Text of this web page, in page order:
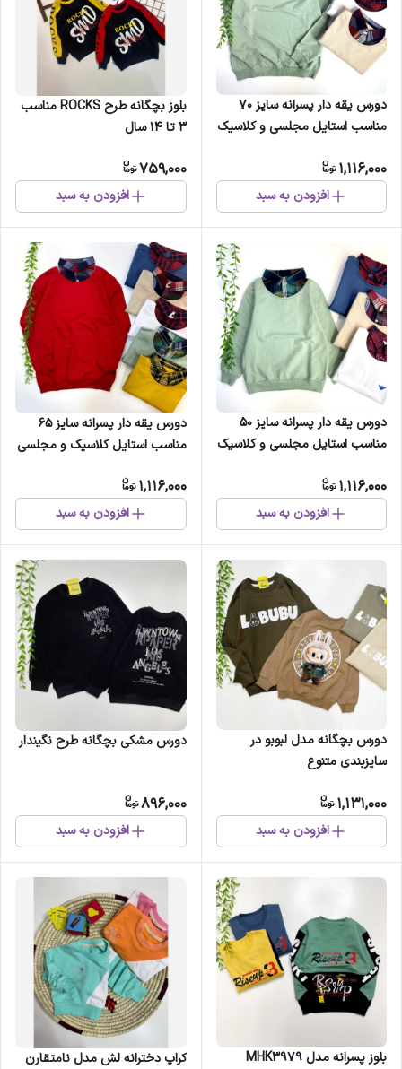
دورس یقه دار پسرانه سایز 70
مناسب استایل مجلسی و کلاسیک
1,116,000
افزودن به سبد
بلوز بچگانه طرح ROCKS مناسب
3 تا 14 سال
759,000
افزودن به سبد
دورس یقه دار پسرانه سایز 50
مناسب استایل مجلسی و کلاسیک
1,116,000
افزودن به سبد
دورس یقه دار پسرانه سایز 65
مناسب استایل کلاسیک و مجلسی
1,116,000
افزودن به سبد
دورس بچگانه مدل لبوبو در
سایزبندی متنوع
1,131,000
افزودن به سبد
دورس مشکی بچگانه طرح نگیندار
896,000
افزودن به سبد
بلوز پسرانه مدل MHK3979
کراپ دخترانه لش مدل نامتقارن